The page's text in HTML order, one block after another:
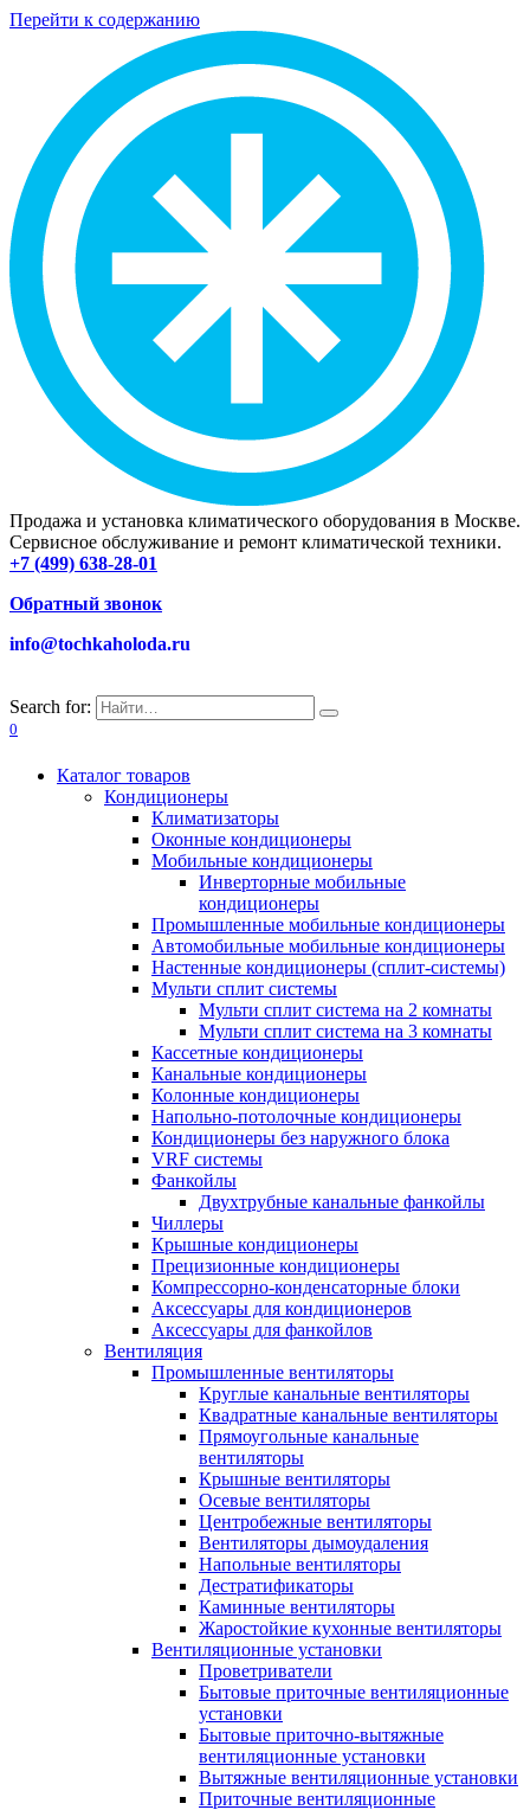
Перейти к содержанию
Продажа и установка климатического оборудования в Москве.
Сервисное обслуживание и ремонт климатической техники.
+7 (499) 638-28-01
Обратный звонок
info@tochkaholoda.ru
Search for:
0
Каталог товаров
Кондиционеры
Климатизаторы
Оконные кондиционеры
Мобильные кондиционеры
Инверторные мобильные
кондиционеры
Промышленные мобильные кондиционеры
Автомобильные мобильные кондиционеры
Настенные кондиционеры (сплит-системы)
Мульти сплит системы
Мульти сплит система на 2 комнаты
Мульти сплит система на 3 комнаты
Кассетные кондиционеры
Канальные кондиционеры
Колонные кондиционеры
Напольно-потолочные кондиционеры
Кондиционеры без наружного блока
VRF системы
Фанкойлы
Двухтрубные канальные фанкойлы
Чиллеры
Крышные кондиционеры
Прецизионные кондиционеры
Компрессорно-конденсаторные блоки
Аксессуары для кондиционеров
Аксессуары для фанкойлов
Вентиляция
Промышленные вентиляторы
Круглые канальные вентиляторы
Квадратные канальные вентиляторы
Прямоугольные канальные
вентиляторы
Крышные вентиляторы
Осевые вентиляторы
Центробежные вентиляторы
Вентиляторы дымоудаления
Напольные вентиляторы
Дестратификаторы
Каминные вентиляторы
Жаростойкие кухонные вентиляторы
Вентиляционные установки
Проветриватели
Бытовые приточные вентиляционные
установки
Бытовые приточно-вытяжные
вентиляционные установки
Вытяжные вентиляционные установки
Приточные вентиляционные